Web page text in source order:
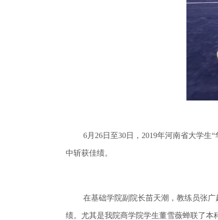
6月26日至30日，2019年河南省大学
中斩获佳绩。
在基础学院副院长苗天潮，教练员张
绩。尤其是我院商学院学生董雪薇蝉联了